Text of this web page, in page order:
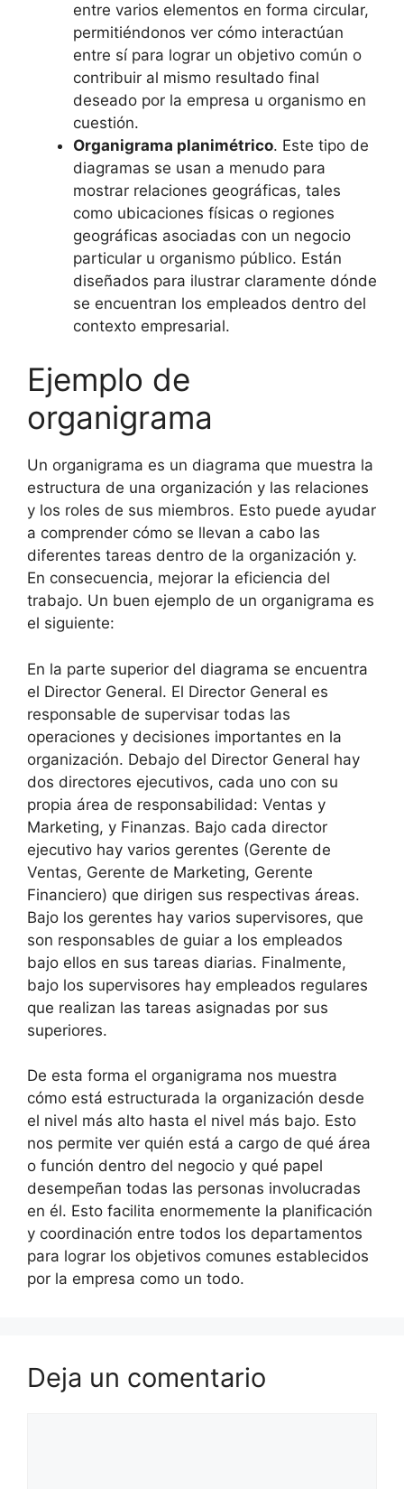
entre varios elementos en forma circular,
permitiéndonos ver cómo interactúan
entre sí para lograr un objetivo común o
contribuir al mismo resultado final
deseado por la empresa u organismo en
cuestión.
Organigrama planimétrico. Este tipo de
diagramas se usan a menudo para
mostrar relaciones geográficas, tales
como ubicaciones físicas o regiones
geográficas asociadas con un negocio
particular u organismo público. Están
diseñados para ilustrar claramente dónde
se encuentran los empleados dentro del
contexto empresarial.
Ejemplo de
organigrama
Un organigrama es un diagrama que muestra la
estructura de una organización y las relaciones
y los roles de sus miembros. Esto puede ayudar
a comprender cómo se llevan a cabo las
diferentes tareas dentro de la organización y.
En consecuencia, mejorar la eficiencia del
trabajo. Un buen ejemplo de un organigrama es
el siguiente:
En la parte superior del diagrama se encuentra
el Director General. El Director General es
responsable de supervisar todas las
operaciones y decisiones importantes en la
organización. Debajo del Director General hay
dos directores ejecutivos, cada uno con su
propia área de responsabilidad: Ventas y
Marketing, y Finanzas. Bajo cada director
ejecutivo hay varios gerentes (Gerente de
Ventas, Gerente de Marketing, Gerente
Financiero) que dirigen sus respectivas áreas.
Bajo los gerentes hay varios supervisores, que
son responsables de guiar a los empleados
bajo ellos en sus tareas diarias. Finalmente,
bajo los supervisores hay empleados regulares
que realizan las tareas asignadas por sus
superiores.
De esta forma el organigrama nos muestra
cómo está estructurada la organización desde
el nivel más alto hasta el nivel más bajo. Esto
nos permite ver quién está a cargo de qué área
o función dentro del negocio y qué papel
desempeñan todas las personas involucradas
en él. Esto facilita enormemente la planificación
y coordinación entre todos los departamentos
para lograr los objetivos comunes establecidos
por la empresa como un todo.
Deja un comentario